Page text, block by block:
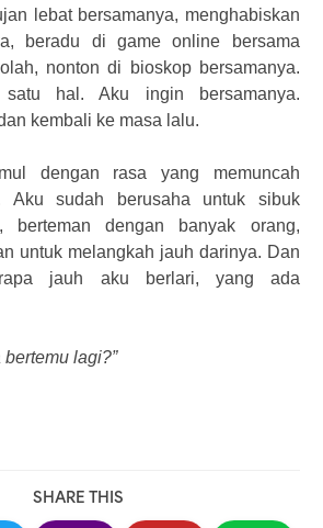
lebat bersamanya, menghabiskan
beradu di game online bersama
nonton di bioskop bersamanya.
hal. Aku ingin bersamanya.
kembali ke masa lalu.
dengan rasa yang memuncah
Aku sudah berusaha untuk sibuk
berteman dengan banyak orang,
untuk melangkah jauh darinya. Dan
jauh aku berlari, yang ada
bertemu lagi?”
SHARE THIS